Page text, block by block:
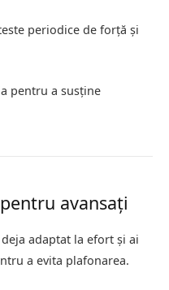
periodice de forță și
pentru a susține
avansați
adaptat la efort și ai
a evita plafonarea.